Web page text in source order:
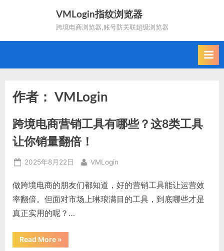
VMLogin指纹浏览器
跨境电商浏览器,账号防关联超级浏览器
作者： VMLogin
跨境电商营销工具有哪些？这8类工具
让你销量翻倍！
Posted
2025年8月22日 By
VMLogin
做跨境电商的朋友们都知道，好的营销工具能让运营效
率翻倍。但面对市场上琳琅满目的工具，到底哪些才是
真正实用的呢？…
Read More“跨
境
»